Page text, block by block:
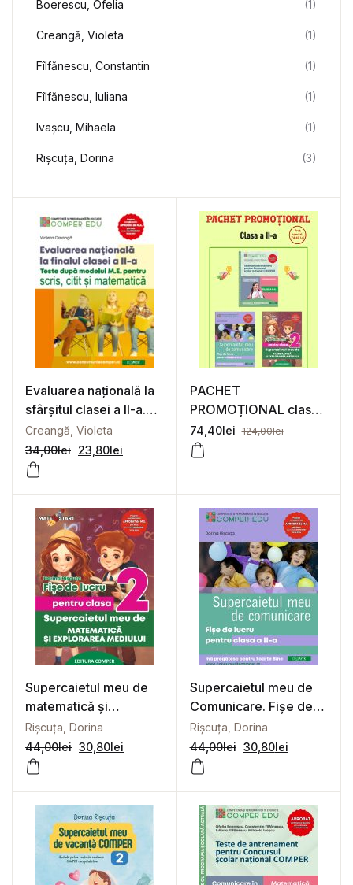
Evaluarea națională la
sfârșitul clasei a II-a.
Teste după modelul
M.E. pentru scris, citit
și matematică
Creangă, Violeta
34,00lei 23,80lei
PACHET
PROMOȚIONAL clasa
a 2-a
74,40lei 124,00lei
Supercaietul meu de
matematică și
explorarea mediului.
Fișe de lucru pentru
clasa a II-a
Rișcuța, Dorina
44,00lei 30,80lei
Supercaietul meu de
Comunicare. Fișe de
lucru pentru clasa a II-a
Rișcuța, Dorina
44,00lei 30,80lei
Boerescu, Ofelia (1)
Creangă, Violeta (1)
Fîlfănescu, Constantin (1)
Fîlfănescu, Iuliana (1)
Ivașcu, Mihaela (1)
Rișcuța, Dorina (3)